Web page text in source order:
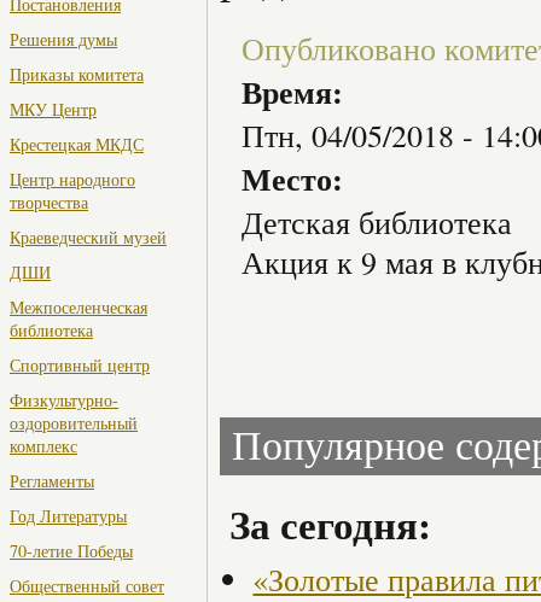
Постановления
Решения думы
Приказы комитета
МКУ Центр
Крестецкая МКДС
Центр народного
творчества
Краеведческий музей
ДШИ
Межпоселенческая
библиотека
Спортивный центр
Физкультурно-
оздоровительный
комплекс
Регламенты
Год Литературы
70-летие Победы
Общественный совет
Опубликовано
Время:
Птн, 04/05/2018 -
Место:
Детская библиотека
Акция к 9 мая в
Популярное
За сегодня:
«Золотые правила